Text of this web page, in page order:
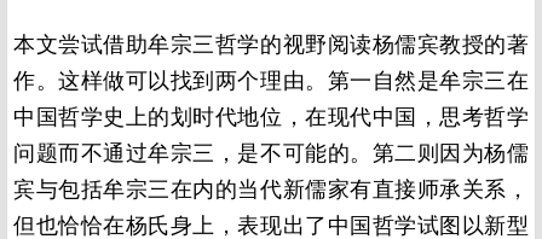
本文尝试借助牟宗三哲学的视野阅读杨儒宾教授的著
作。这样做可以找到两个理由。第一自然是牟宗三在
中国哲学史上的划时代地位，在现代中国，思考哲学
问题而不通过牟宗三，是不可能的。第二则因为杨儒
宾与包括牟宗三在内的当代新儒家有直接师承关系，
但也恰恰在杨氏身上，表现出了中国哲学试图以新型